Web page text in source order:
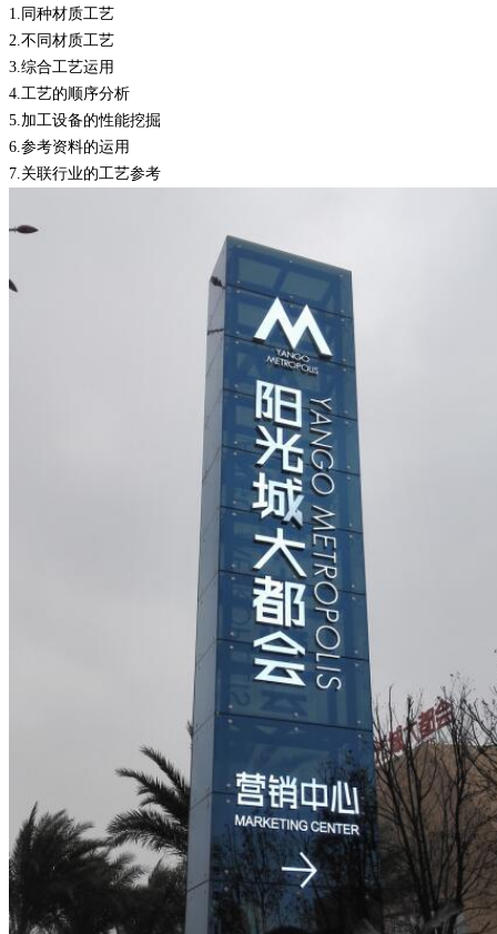
1.
同种材质工艺
2. 不同材质工艺
3. 综合工艺运用
4. 工艺的顺序分析
5. 加工设备的性能挖掘
6. 参考资料的运用
7. 关联行业的工艺参考